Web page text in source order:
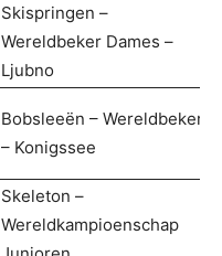
Skispringen –
Wereldbeker Dames –
Ljubno
Bobsleeën – Wereldbeker
– Konigssee
Skeleton –
Wereldkampioenschap